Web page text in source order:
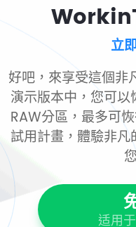
立
好吧，來享受這個非
演示版本中，您可
RAW分區，最多可
試用計畫，體驗非
适用